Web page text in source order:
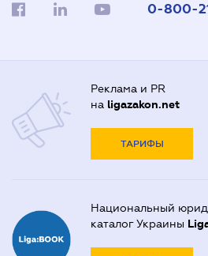
0-800-
Реклама и PR
на ligazakon.net
ТАРИФЫ
Национальный
каталог Украины